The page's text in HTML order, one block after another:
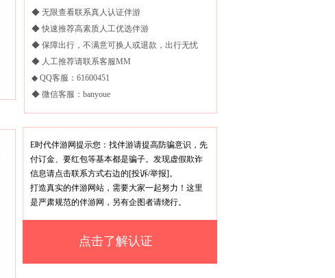
◆ 无限查看联系真人认证伴游
◆ 快速推荐高素质人工优选伴游
◆ 保障出行，不满意可换人或退款，出行无忧
◆ 人工推荐请联系客服MM
◆ QQ客服：61600451
◆ 微信客服：banyoue
E时代伴游网提示您：找伴游请提高防骗意识，先
付订金、要红包等基本都是骗子。发现虚假欺诈
信息请点击联系方式右边的[投诉/举报]。
打造真实的伴游网站，需要大家一起努力！这里
是严肃规范的伴游网，另有企图者请绕行。
点击了解认证